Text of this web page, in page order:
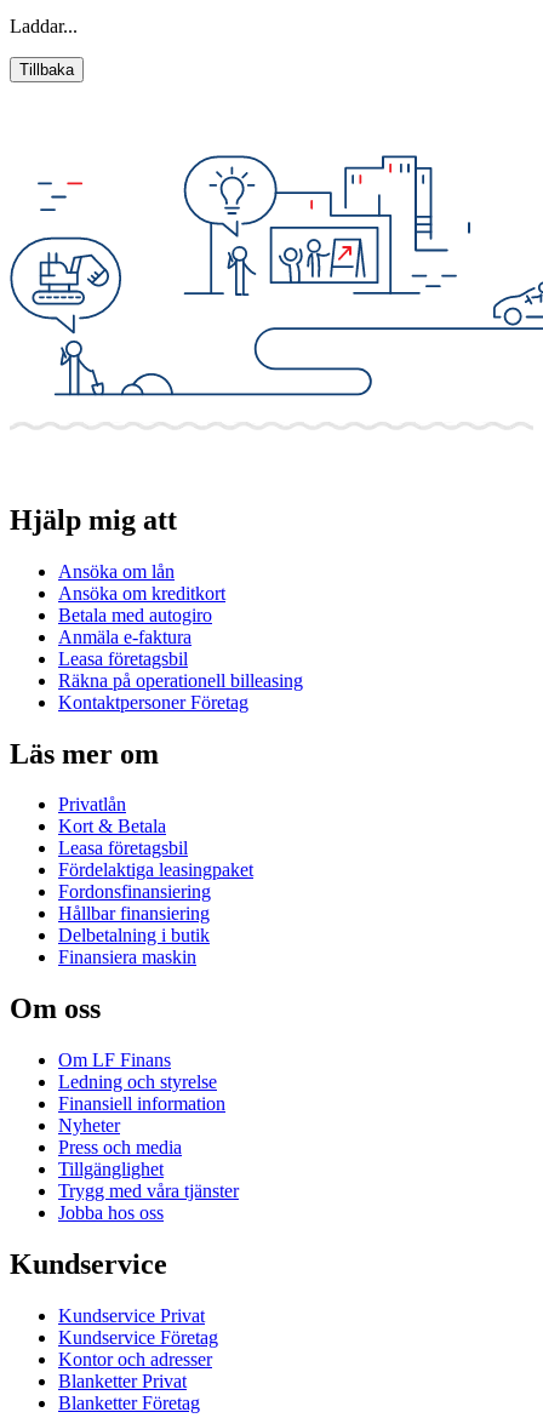
Laddar...
Tillbaka
Hjälp mig att
Ansöka om lån
Ansöka om kreditkort
Betala med autogiro
Anmäla e-faktura
Leasa företagsbil
Räkna på operationell billeasing
Kontaktpersoner Företag
Läs mer om
Privatlån
Kort & Betala
Leasa företagsbil
Fördelaktiga leasingpaket
Fordonsfinansiering
Hållbar finansiering
Delbetalning i butik
Finansiera maskin
Om oss
Om LF Finans
Ledning och styrelse
Finansiell information
Nyheter
Press och media
Tillgänglighet
Trygg med våra tjänster
Jobba hos oss
Kundservice
Kundservice Privat
Kundservice Företag
Kontor och adresser
Blanketter Privat
Blanketter Företag